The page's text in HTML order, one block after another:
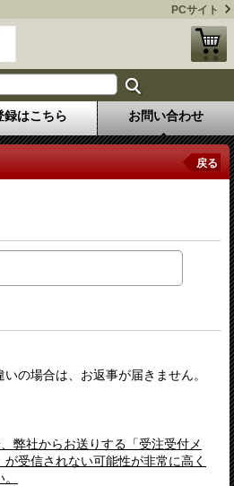
PCサイト
録はこちら お問い合わせ
戻る
の場合は、お返事が届きません。
弊社からお送りする「受注受付メ
受信されない可能性が非常に高く